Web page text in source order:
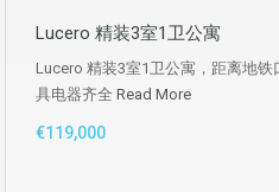
Lucero 精装3室1卫公寓
Lucero 精装3室1卫公寓，距离地
具电器齐全 Read More
€119,000